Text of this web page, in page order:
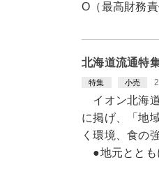
O（最高財務
北海道流通特
特集 小売
イオン北海
に掲げ、「地
く環境、食の
●地元とと